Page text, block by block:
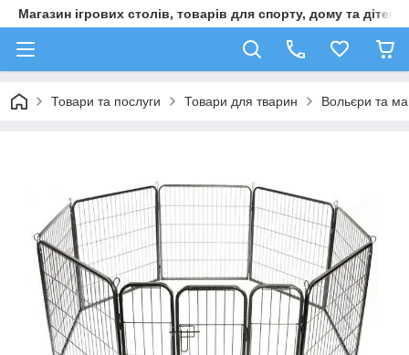
Магазин ігрових столів, товарів для спорту, дому та дітей
Товари та послуги Товари для тварин Вольєри та